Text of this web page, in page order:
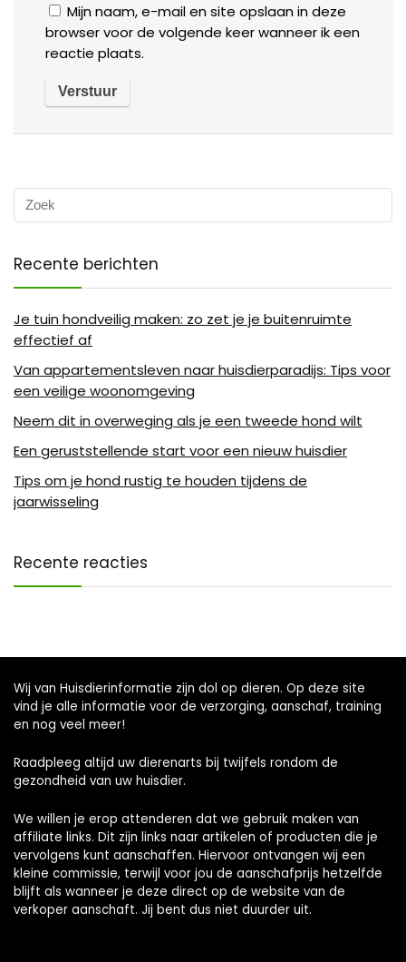
Mijn naam, e-mail en site opslaan in deze
browser voor de volgende keer wanneer ik een
reactie plaats.
Recente berichten
Je tuin hondveilig maken: zo zet je je buitenruimte
effectief af
Van appartementsleven naar huisdierparadijs: Tips voor
een veilige woonomgeving
Neem dit in overweging als je een tweede hond wilt
Een geruststellende start voor een nieuw huisdier
Tips om je hond rustig te houden tijdens de
jaarwisseling
Recente reacties
Wij van Huisdierinformatie zijn dol op dieren. Op deze site
vind je alle informatie voor de verzorging, aanschaf, training
en nog veel meer!
Raadpleeg altijd uw dierenarts bij twijfels rondom de
gezondheid van uw huisdier.
We willen je erop attenderen dat we gebruik maken van
affiliate links. Dit zijn links naar artikelen of producten die je
vervolgens kunt aanschaffen. Hiervoor ontvangen wij een
kleine commissie, terwijl voor jou de aanschafprijs hetzelfde
blijft als wanneer je deze direct op de website van de
verkoper aanschaft. Jij bent dus niet duurder uit.